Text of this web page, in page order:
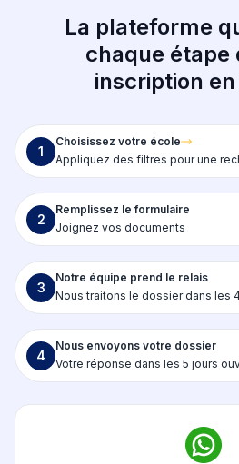
La plateforme
chaque étape
inscription
1
Choisissez votre école
Appliquez des filtres pour une
2
Remplissez le formulaire
Joignez vos documents
3
Notre équipe prend le relais
Nous traitons le dossier dans les
4
Nous envoyons votre dossier
Votre réponse dans les 5 jours